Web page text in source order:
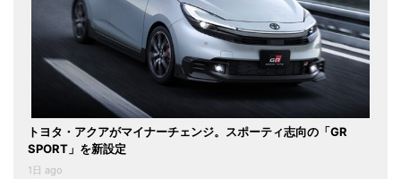
トヨタ・アクアがマイナーチェンジ。スポーティ志向の「GR
SPORT」を新設定
1日 ago